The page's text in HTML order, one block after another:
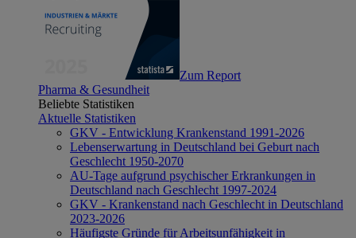
Zum Report
Pharma & Gesundheit
Beliebte Statistiken
Aktuelle Statistiken
GKV - Entwicklung Krankenstand 1991-2026
Lebenserwartung in Deutschland bei Geburt nach
Geschlecht 1950-2070
AU-Tage aufgrund psychischer Erkrankungen in
Deutschland nach Geschlecht 1997-2024
GKV - Krankenstand nach Geschlecht in Deutschland
2023-2026
Häufigste Gründe für Arbeitsunfähigkeit in